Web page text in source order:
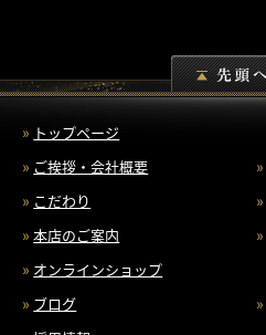
トップページ
ご挨拶・会社概要
こだわり
本店のご案内
オンラインショップ
ブログ